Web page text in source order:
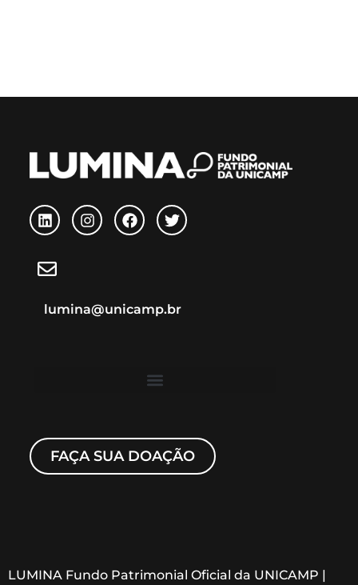
lumina@unicamp.br
FAÇA SUA DOAÇÃO
LUMINA Fundo Patrimonial Oficial da UNICAMP |